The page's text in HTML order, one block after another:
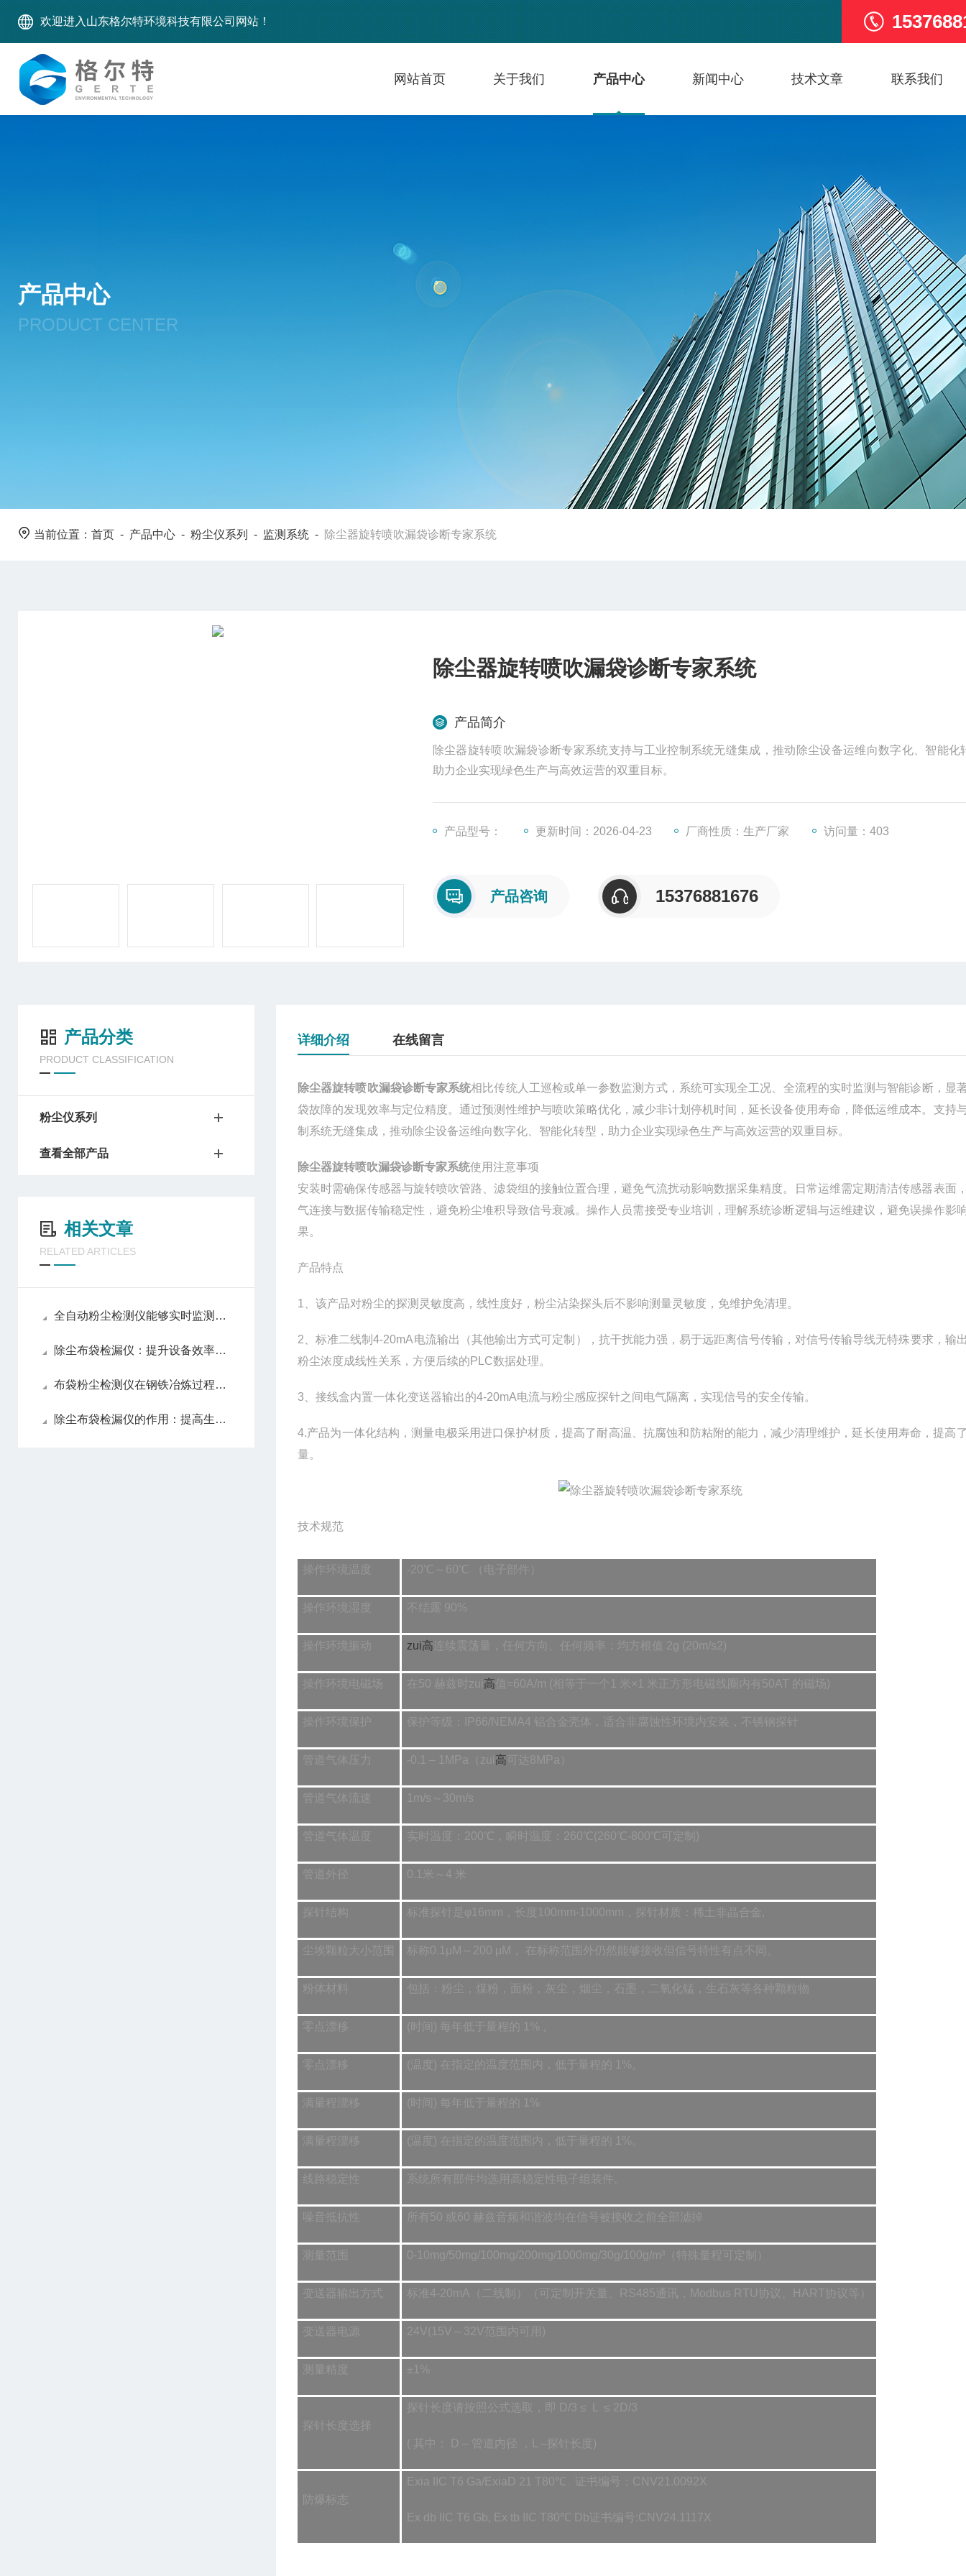
欢迎进入山东格尔特环境科技有限公司网站！
网站首页 关于我们 产品中心 新闻中心 技术文章 联系我们
产品中心
PRODUCT CENTER
当前位置： 首页 - 产品中心 - 粉尘仪系列 - 监测系统 - 除尘器旋转喷吹漏袋诊断专家系统
除尘器旋转喷吹漏袋诊断专家系统
产品简介
除尘器旋转喷吹漏袋诊断专家系统支持与工业控制系统无缝集成，推动除尘设备运维向数字化、智能化
助力企业实现绿色生产与高效运营的双重目标。
产品型号： 更新时间：2026-04-23 厂商性质：生产厂家 访问量：403
产品咨询 15376881676
产品分类
PRODUCT CLASSIFICATION
粉尘仪系列
查看全部产品
相关文章
RELATED ARTICLES
全自动粉尘检测仪能够实时监测粉尘浓度变化
除尘布袋检漏仪：提升设备效率的关键工具
布袋粉尘检测仪在钢铁冶炼过程中的作用
除尘布袋检漏仪的作用：提高生产安全
详细介绍 在线留言
除尘器旋转喷吹漏袋诊断专家系统相比传统人工巡检或单一参数监测方式，系统可实现全工况、全流程的实时监测与智能诊断，显
袋故障的发现效率与定位精度。通过预测性维护与喷吹策略优化，减少非计划停机时间，延长设备使用寿命，降低运维成本。支持
制系统无缝集成，推动除尘设备运维向数字化、智能化转型，助力企业实现绿色生产与高效运营的双重目标。
除尘器旋转喷吹漏袋诊断专家系统使用注意事项
安装时需确保传感器与旋转喷吹管路、滤袋组的接触位置合理，避免气流扰动影响数据采集精度。日常运维需定期清洁传感器表面
气连接与数据传输稳定性，避免粉尘堆积导致信号衰减。操作人员需接受专业培训，理解系统诊断逻辑与运维建议，避免误操作影
果。
产品特点
1、该产品对粉尘的探测灵敏度高，线性度好，粉尘沾染探头后不影响测量灵敏度，免维护免清理。
2、标准二线制4-20mA电流输出（其他输出方式可定制），抗干扰能力强，易于远距离信号传输，对信号传输导线无特殊要求，输
粉尘浓度成线性关系，方便后续的PLC数据处理。
3、接线盒内置一体化变送器输出的4-20mA电流与粉尘感应探针之间电气隔离，实现信号的安全传输。
4.产品为一体化结构，测量电极采用进口保护材质，提高了耐高温、抗腐蚀和防粘附的能力，减少清理维护，延长使用寿命，提高
量。
技术规范
操作环境温度 -20℃～60℃ （电子部件）
操作环境湿度 不结露 90%
操作环境振动 zui高 连续震荡量，任何方向、任何频率：均方根值 2g (20m/s2)
操作环境电磁场 在50 赫兹时zui 高值=60A/m (相等于一个1 米×1 米正方形电磁线圈内有50AT 的磁场)
操作环境保护 保护等级：IP66/NEMA4 铝合金壳体，适合非腐蚀性环境内安装，不锈钢探针
管道气体压力 -0.1 – 1MPa（zui 高 可达8MPa）
管道气体流速 1m/s～30m/s
管道气体温度 实时温度：200℃，瞬时温度：260℃(260℃-800℃可定制)
管道外径 0.1米～4 米
探针结构 标准探针是φ16mm，长度100mm-1000mm，探针材质：稀土非晶合金,
尘埃颗粒大小范围 标称0.1μM～200 μM， 在标称范围外仍然能够接收但信号特性有点不同。
粉体材料 包括：粉尘，煤粉，面粉，灰尘，烟尘，石墨，二氧化锰，生石灰等各种颗粒物
零点漂移 (时间) 每年低于量程的 1% 。
零点漂移 (温度) 在指定的温度范围内，低于量程的 1%。
满量程漂移 (时间) 每年低于量程的 1%
满量程漂移 (温度) 在指定的温度范围内，低于量程的 1%。
线路稳定性 系统所有部件均选用高稳定性电子组装件。
噪音抵抗性 所有50 或60 赫兹音频和谐波均在信号被接收之前全部滤掉
测量范围 0-10mg/50mg/100mg/200mg/1000mg/30g/100g/m³（特殊量程可定制）
变送器输出方式 标准4-20mA（二线制）（可定制开关量、RS485通讯，Modbus RTU协议、HART协议等）
变送器电源 24V(15V～32V范围内可用)
测量精度 ±1%
探针长度选择
探针长度请按照公式选取，即 D/3 ≤ L ≤ 2D/3
( 其中： D – 管道内径 ，L –探针长度)
防爆标志
Exia IIC T6 Ga/ExiaD 21 T80℃ 证书编号：CNV21.0092X
Ex db IIC T6 Gb, Ex tb IIC T80℃ Db证书编号:CNV24.1117X